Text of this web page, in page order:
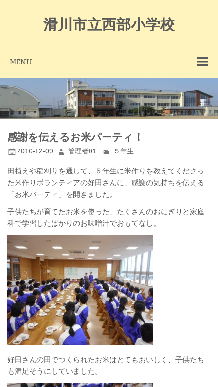
滑川市立西部小学校
MENU
感謝を伝えるお米パーティ！
2016-12-09 管理者01 ５年生
田植えや稲刈りを通して、５年生に米作りを教えてくださっ
た米作りボランティアの好田さんに、感謝の気持ちを伝える
「お米パーティ」を開きました。
子供たちが育てたお米を使った、たくさんのおにぎりと家庭
科で学習したばかりのお味噌汁でおもてなし。
好田さんの田でつくられたお米はとてもおいしく、子供たち
も満足そうにしていました。